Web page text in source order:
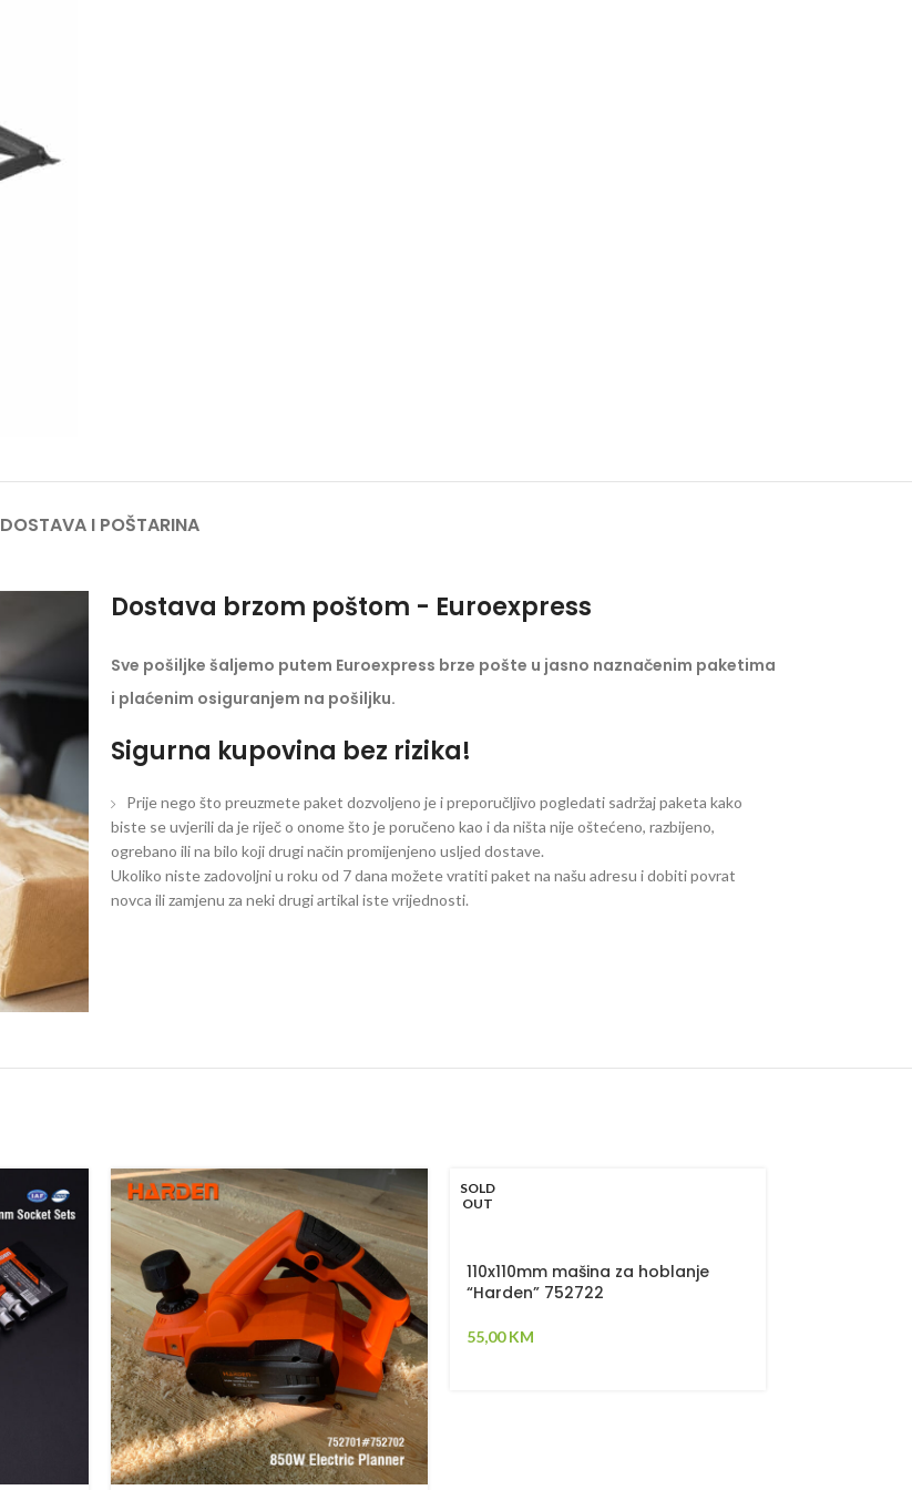
DOSTAVA I POŠTARINA
Dostava brzom poštom - Euroexpress
Sve pošiljke šaljemo putem Euroexpress brze pošte u jasno naznačenim paketima
i plaćenim osiguranjem na pošiljku.
Sigurna kupovina bez rizika!
Prije nego što preuzmete paket dozvoljeno je i preporučljivo pogledati sadržaj paketa kako
biste se uvjerili da je riječ o onome što je poručeno kao i da ništa nije oštećeno, razbijeno,
ogrebano ili na bilo koji drugi način promijenjeno usljed dostave.
Ukoliko niste zadovoljni u roku od 7 dana možete vratiti paket na našu adresu i dobiti povrat
novca ili zamjenu za neki drugi artikal iste vrijednosti.
SOLD
OUT
110x110mm mašina za hoblanje
“Harden” 752722
55,00KM